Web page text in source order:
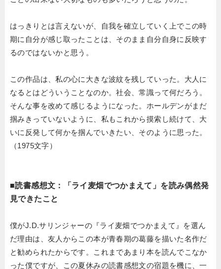
はっきりとは言えないが、自我を確立していく上でこの時
期に自分が感じ取ったことは、そのまま自分自身に反映す
るのではないかと思う。
この作品は、私の心に大きな波紋を残していった。大人に
なるとはどういうことなのか。社会、常識って何だろう。
そんな事を改めて感じるようになった。ホールデンがまだ
掴みきっていないように、私もこれから摸索し続けて、大
いに反発して何かを掴んでいきたい、そのように思った。
（1975文字）
■読書感想文：「ライ麦畑でつかまえて」を読み偶然発
見できたこと
僕がJ.D.サリンジャーの『ライ麦畑でつかまえて』を選ん
だ理由は、友人からこの本が青春期の葛藤を描いた名作だ
と勧められたからです。これまであまり本を読んでこなか
った僕ですが、この夏休みの読書感想文の宿題を機に、一